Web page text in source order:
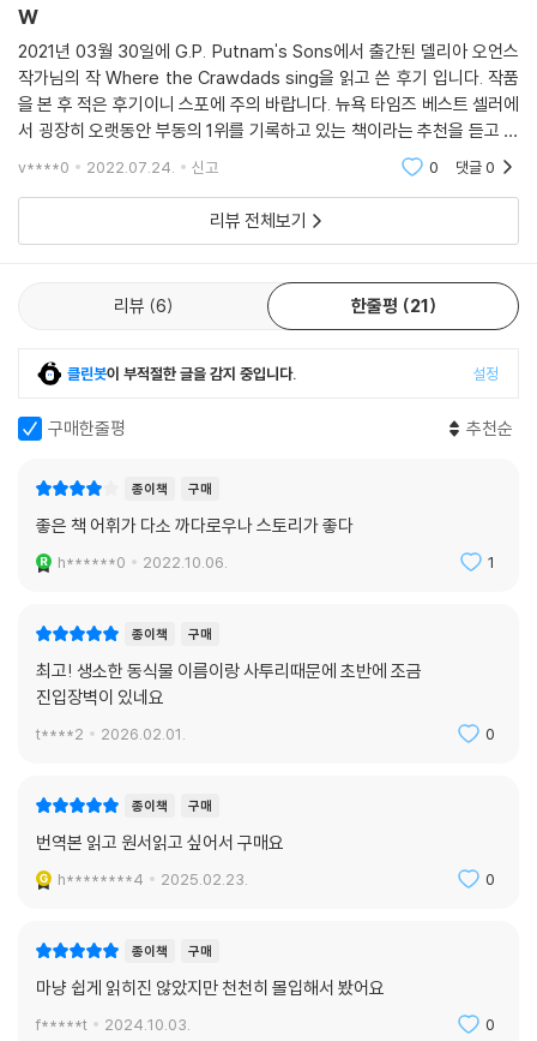
W
2021년 03월 30일에 G.P. Putnam's Sons에서 출간된 델리아 오언스
작가님의 작 Where the Crawdads sing을 읽고 쓴 후기 입니다. 작품
을 본 후 적은 후기이니 스포에 주의 바랍니다. 뉴욕 타임즈 베스트 셀러에
서 굉장히 오랫동안 부동의 1위를 기록하고 있는 책이라는 추천을 듣고 기
미해보았어요. 기대했던 것만큼 굉장히 재미있어서 만족합니다! 추천합니
v****0 2022.07.24. 신고 0 댓글0
리뷰 전체보기
리뷰 6 한줄평 21
클린봇이 부적절한 글을 감지 중입니다. 설정
구매한줄평 추천순
종이책 구매
좋은 책 어휘가 다소 까다로우나 스토리가 좋다
h******0 2022.10.06. 1
종이책 구매
최고! 생소한 동식물 이름이랑 사투리때문에 초반에 조금
진입장벽이 있네요
t****2 2026.02.01. 0
종이책 구매
번역본 읽고 원서읽고 싶어서 구매요
h********4 2025.02.23. 0
종이책 구매
마냥 쉽게 읽히진 않았지만 천천히 몰입해서 봤어요
f*****t 2024.10.03. 0